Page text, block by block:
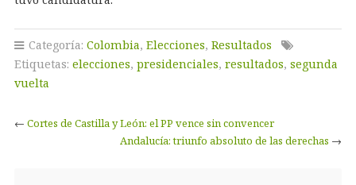
Categoría: Colombia, Elecciones, Resultados
Etiquetas: elecciones, presidenciales, resultados, segunda
vuelta
← Cortes de Castilla y León: el PP vence sin convencer
Andalucía: triunfo absoluto de las derechas →